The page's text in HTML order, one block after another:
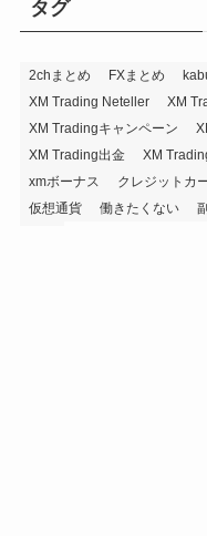
タグ
2chまとめ FXまとめ
XM Trading Neteller
XM
XM Tradingキャンペーン
XM Trading出金
XM
xmボーナス
クレジットカ
仮想通貨
働きたくない